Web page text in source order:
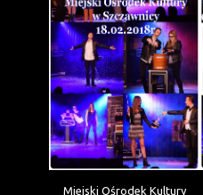
Miejski Ośrodek Kultury